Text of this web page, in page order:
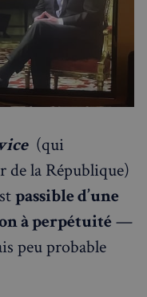
(qui
de la République)
passible d’une
à perpétuité—
peu probable